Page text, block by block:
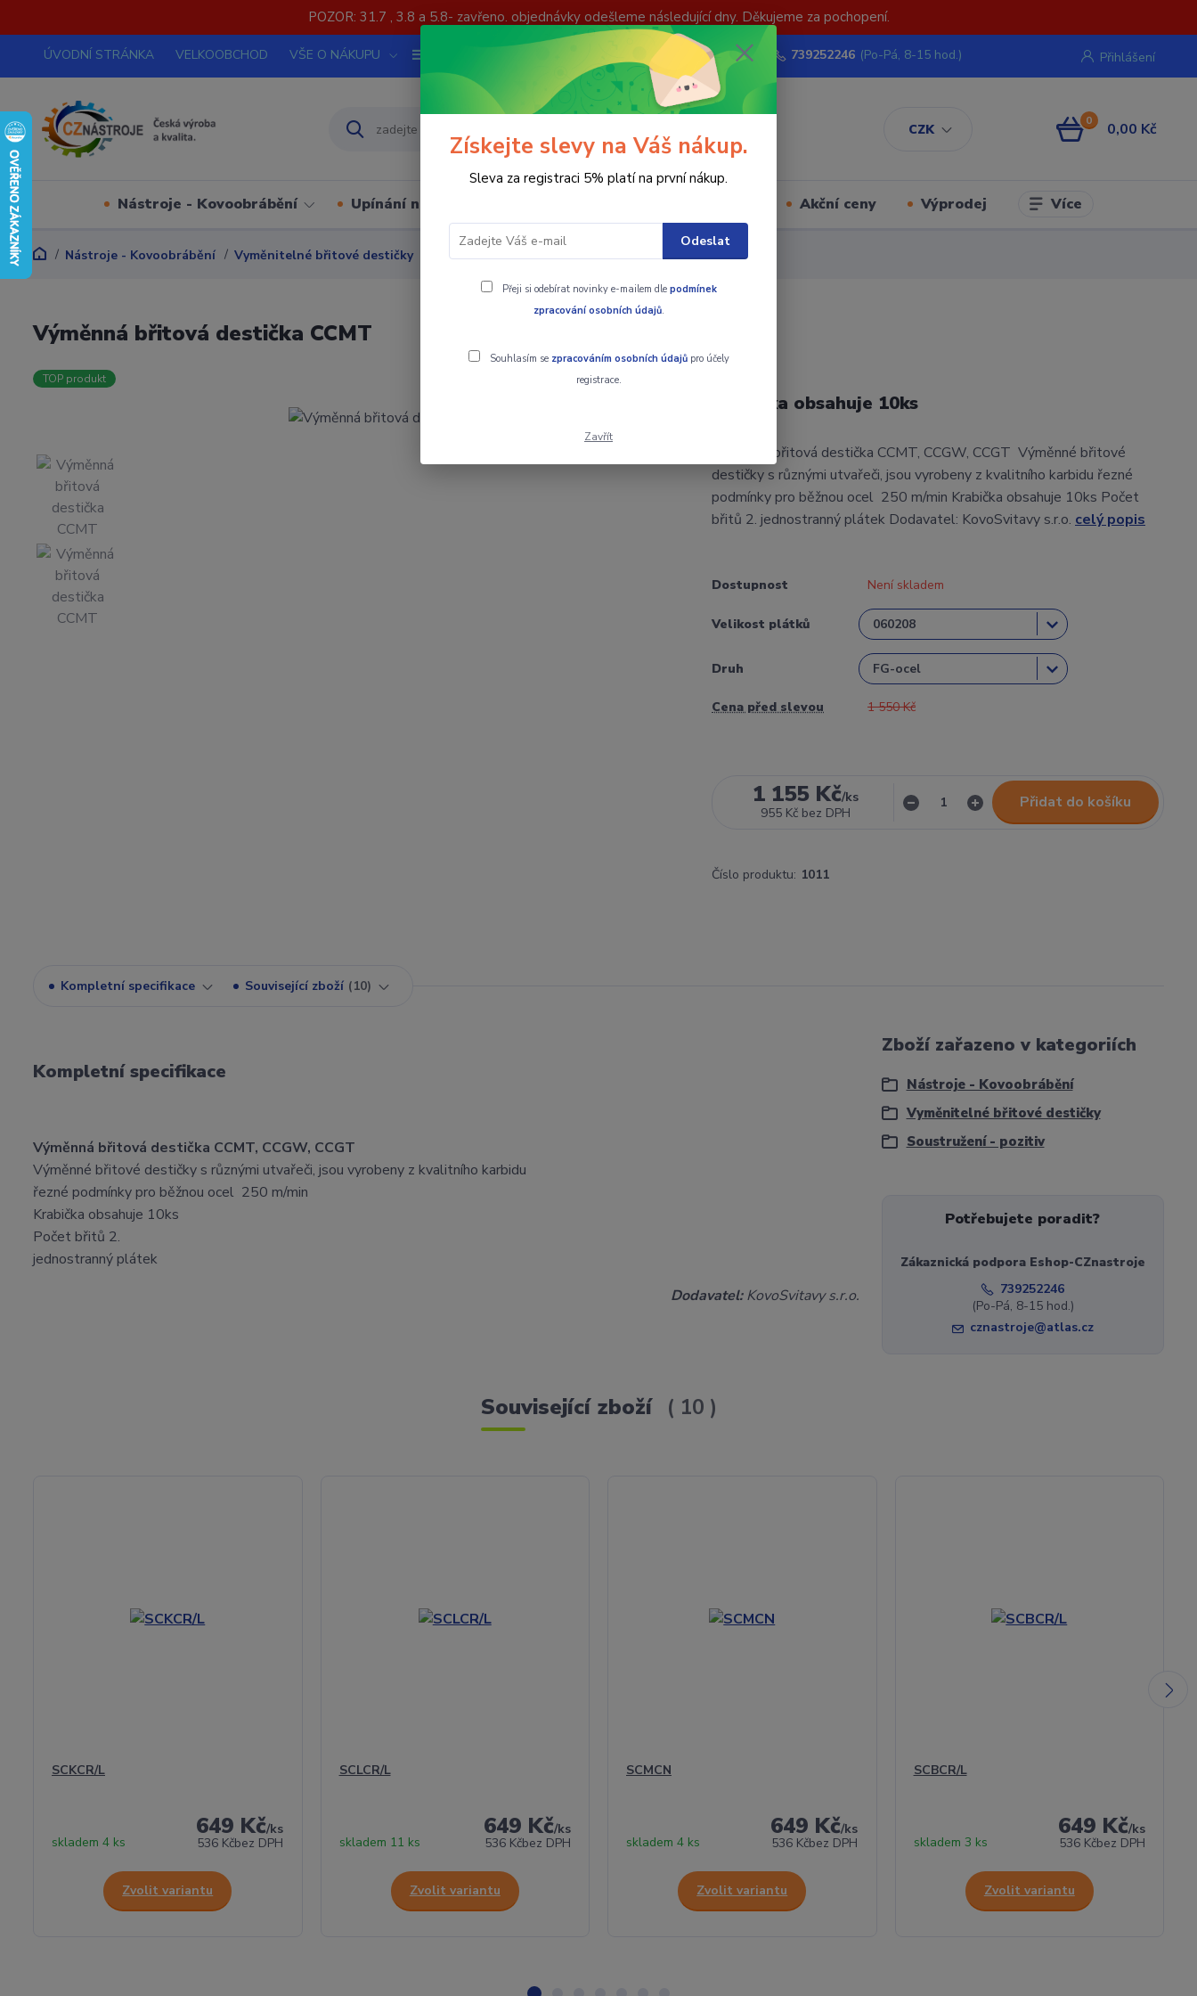
POZOR: 31.7 , 3.8 a 5.8- zavřeno. objednávky odešleme následující dny. Děkujeme za pochopení.
ÚVODNÍ STRÁNKA VELKOOBCHOD VŠE O NÁKUPU
CZK
Přihlášení
Nevíte si rady? Zavolejte. 739252246 (Po-Pá, 8-15 hod.)
0 0,00 Kč
Nástroje - Kovoobrábění Upínání nástrojů Akční ceny Výprodej Více
Nástroje - Kovoobrábění Vyměnitelné břitové destičky Soustružení - pozitiv Výměnná břitová destička CCMT
Výměnná břitová destička CCMT
TOP produkt
Krabička obsahuje 10ks
Výměnná břitová destička CCMT, CCGW, CCGT Výměnné břitové
destičky s různými utvařeči, jsou vyrobeny z kvalitního karbidu řezné
podmínky pro běžnou ocel 250 m/min Krabička obsahuje 10ks Počet
břitů 2. jednostranný plátek Dodavatel: KovoSvitavy s.r.o. celý popis
Dostupnost Není skladem
Velikost plátků
Druh
Cena před slevou 1 550 Kč
1 155 Kč/ks
955 Kč bez DPH
Přidat do košíku
Číslo produktu: 1011
Kompletní specifikace Související zboží 10
Kompletní specifikace
Výměnná břitová destička CCMT, CCGW, CCGT
Výměnné břitové destičky s různými utvařeči, jsou vyrobeny z kvalitního karbidu
řezné podmínky pro běžnou ocel 250 m/min
Krabička obsahuje 10ks
Počet břitů 2.
jednostranný plátek
Dodavatel:KovoSvitavy s.r.o.
Zboží zařazeno v kategoriích
Nástroje - Kovoobrábění
Vyměnitelné břitové destičky
Soustružení - pozitiv
Potřebujete poradit?
Zákaznická podpora Eshop-CZnastroje
739252246
(Po-Pá, 8-15 hod.)
cznastroje@atlas.cz
Související zboží 10
SCKCR/L
649 Kč/ks
536 Kčbez DPH
skladem 4 ks
Zvolit variantu
SCLCR/L
649 Kč/ks
536 Kčbez DPH
skladem 11 ks
Zvolit variantu
SCMCN
649 Kč/ks
536 Kčbez DPH
skladem 4 ks
Zvolit variantu
SCBCR/L
649 Kč/ks
536 Kčbez DPH
skladem 3 ks
Zvolit variantu
Získejte slevy na Váš nákup.
Sleva za registraci 5% platí na první nákup.
Odeslat
Přeji si odebírat novinky e-mailem dle podmínek
zpracování osobních údajů.
Souhlasím se zpracováním osobních údajůpro účely
registrace.
Zavřít